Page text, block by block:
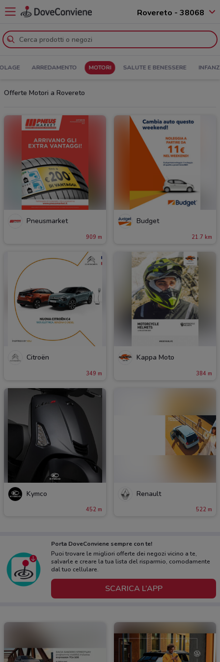
Rovereto - 38068
ARREDAMENTO MOTORI SALUTE E BENESSERE
Offerte Motori a Rovereto
Pneusmarket
909 m
Budget
21.7 km
Citroën
349 m
Kappa Moto
384 m
Kymco
452 m
Renault
522 m
Porta DoveConviene sempre con te!
Puoi trovare le migliori offerte dei negozi vicino a te,
salvarle e creare la tua lista del risparmio, comodamente
dal tuo cellulare.
SCARICA L’APP